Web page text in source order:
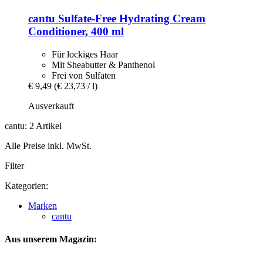
cantu Sulfate-​Free Hydrating Cream
Conditioner, 400 ml
Für lockiges Haar
Mit Sheabutter & Panthenol
Frei von Sulfaten
€ 9,49 (€ 23,73 / l)
Ausverkauft
cantu: 2 Artikel
Alle Preise inkl. MwSt.
Filter
Kategorien:
Marken
cantu
Aus unserem Magazin: